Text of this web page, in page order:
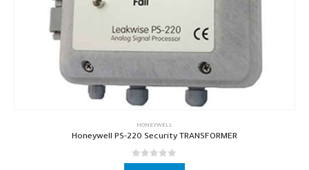
HONEYWELL
Honeywell PS-220 Security TRANSFORMER
0
out of 5